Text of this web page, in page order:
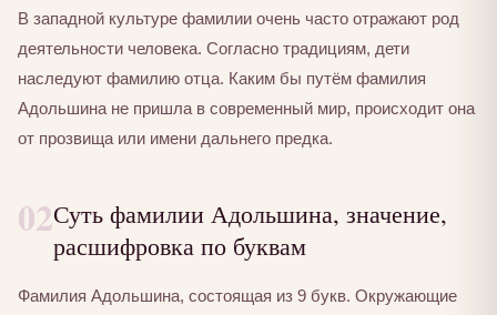
В западной культуре фамилии очень часто отражают род
деятельности человека. Согласно традициям, дети
наследуют фамилию отца. Каким бы путём фамилия
Адольшина не пришла в современный мир, происходит она
от прозвища или имени дальнего предка.
02Суть фамилии Адольшина, значение,
расшифровка по буквам
Фамилия Адольшина, состоящая из 9 букв. Окружающие